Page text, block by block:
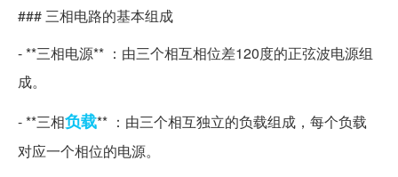
### 三相电路的基本组成
- **三相电源** ：由三个相互相位差120度的正弦波电源组
成。
- **三相负载** ：由三个相互独立的负载组成，每个负载
对应一个相位的电源。